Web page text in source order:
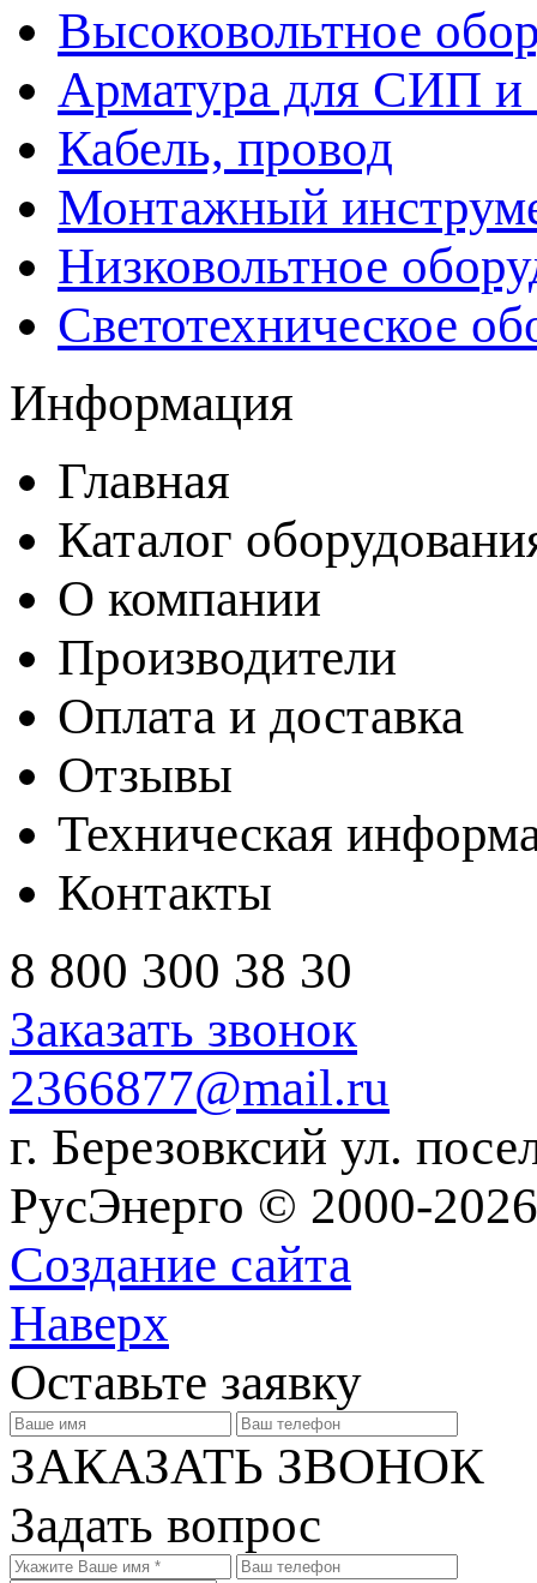
Высоковольтное
Арматура для СИП
Кабель, провод
Монтажный
Низковольтное
Светотехническое
Информация
Главная
Каталог
О компании
Производители
Оплата и доставка
Отзывы
Техническая
Контакты
8 800 300 38 30
Заказать звонок
2366877@mail.ru
г. Березовксий ул.
РусЭнерго © 2000-
Создание сайта
Наверх
Оставьте заявку
ЗАКАЗАТЬ ЗВОНОК
Задать вопрос